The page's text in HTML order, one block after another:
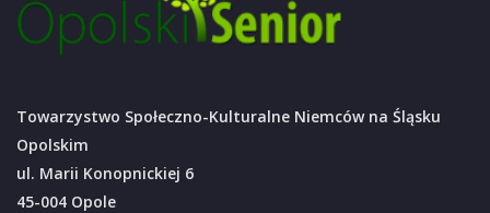
Towarzystwo Społeczno-Kulturalne Niemców na Śląsku
Opolskim
ul. Marii Konopnickiej 6
45-004 Opole